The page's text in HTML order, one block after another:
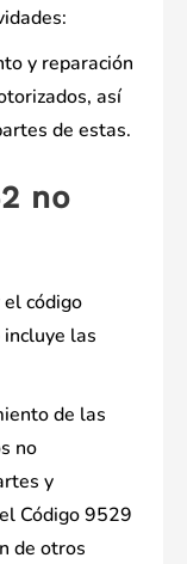
y reparación
así
de estas.
no
código
las
de las
no
y
Código 9529
de otros